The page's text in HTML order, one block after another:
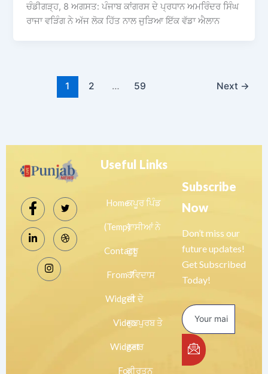
ਚੰਡੀਗੜ੍ਹ, 8 ਅਗਸਤ: ਪੰਜਾਬ ਕਾਂਗਰਸ ਦੇ ਪ੍ਰਧਾਨ ਅਮਰਿੰਦਰ ਸਿੰਘ
ਰਾਜਾ ਵੜਿੰਗ ਨੇ ਅੱਜ ਲੋਕ ਹਿੱਤ ਨਾਲ ਜੁੜਿਆ ਇੱਕ ਵੱਡਾ ਐਲਾਨ
1 2 … 59 Next →
Useful Links
Home
(Temp)
Contact
From 7
Widget
Video
Widget
For
ਕਪੂਰ ਪਿੰਡ
ਵਾਸੀਆਂ ਨੇ
ਗੁਰੂ
ਰਵਿਦਾਸ
ਜੀ ਦੇ
ਗੁਰਪੁਰਬ ਤੇ
ਨਗਰ
ਕੀਰਤਨ
Subscribe
Now
Don’t miss our
future updates!
Get Subscribed
Today!